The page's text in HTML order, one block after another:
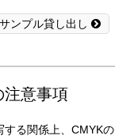
サンプル貸し出し
注意事項
する関係上、CMYK